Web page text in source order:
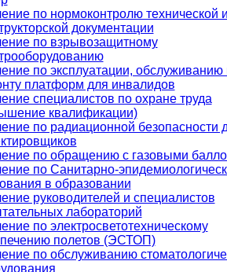
по нормоконтролю технической и
документации
по взрывозащитному
по эксплуатации, обслуживанию
платформ для инвалидов
специалистов по охране труда
квалификации)
по радиационной безопасности
по обращению с газовыми
по Санитарно-
в образовании
руководителей и специалистов
лабораторий
по электросветотехническому
полетов (ЭСТОП)
по обслуживанию